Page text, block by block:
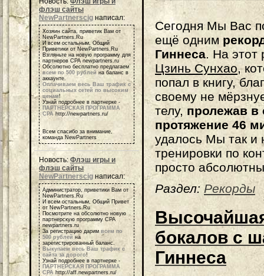
флэш сайты
NewPartnerscig написал:
Хозяин сайта, приветик Вам от
NewPartners.Ru
И всем остальным, Общий
Приветики от NewPartners.Ru
Взгляньте на новую программу для
партнеров СРА newpartners.ru
Обсолютно бесплатно предлагаем
всем по 500 рублей на баланс в
аккаунте.
Оплачиваем весь Ваш трафик с
социальных сетей по высоким
ценам!
Узнай подробнее в партнерке -
ПАРТНЕРСКАЯ ПРОГРАММА
СРА http://newpartners.ru/
Всем спасибо за внимание,
команда NewPartners
Новость: Флэш игры и
флэш сайты
NewPartnerscig написал:
Администратор, приветики Вам от
NewPartners.Ru
И всем остальным, Общий Привет
от NewPartners.Ru
Посмотрите на обсолютно новую
партнерскую программу СРА
newpartners.ru
За регистрацию дарим всем по
500 рублей на
зарегистрированный баланс.
Выкупаем весь Ваш трафик с
сайта за дорого!
Узнай подробнее в партнерке -
ПАРТНЕРСКАЯ ПРОГРАММА
СРА http://aff.newpartners.ru/
Сегодня Мы Вас
ещё одним
Гиннеса. На этот
Цзинь Сунхао,
попал в книгу,
своему не
телу, пролежав в
протяжение 46
удалось Мы так и
тренировки по
просто
Раздел: Рекорды
бокалов с
Гиннеса